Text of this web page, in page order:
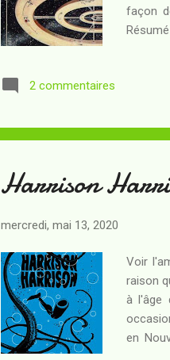
façon
ne
dans
2 commentaires
Harrison
mercredi, mai 13, 2020
Voir
raison
à l'âge
en